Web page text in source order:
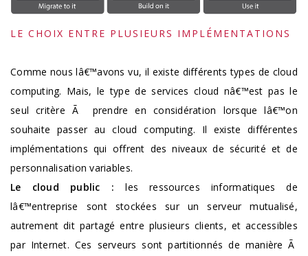
LE CHOIX ENTRE PLUSIEURS IMPLÉMENTATIONS
Comme nous lâ€™avons vu, il existe différents types de cloud
computing. Mais, le type de services cloud nâ€™est pas le
seul critère Ã prendre en considération lorsque lâ€™on
souhaite passer au cloud computing. Il existe différentes
implémentations qui offrent des niveaux de sécurité et de
personnalisation variables.
Le cloud public :les ressources informatiques de
lâ€™entreprise sont stockées sur un serveur mutualisé,
autrement dit partagé entre plusieurs clients, et accessibles
par Internet. Ces serveurs sont partitionnés de manière Ã